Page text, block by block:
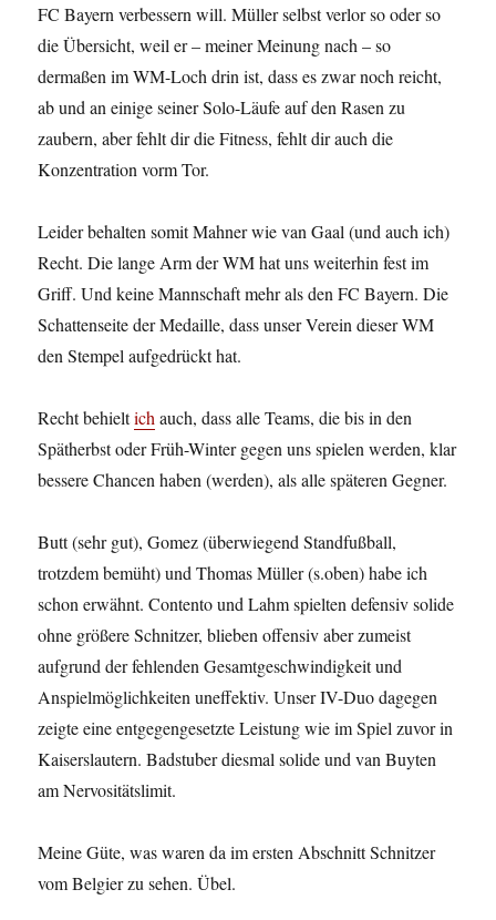
FC Bayern verbessern will. Müller selbst verlor so oder so
die Übersicht, weil er – meiner Meinung nach – so
dermaßen im WM-Loch drin ist, dass es zwar noch reicht,
ab und an einige seiner Solo-Läufe auf den Rasen zu
zaubern, aber fehlt dir die Fitness, fehlt dir auch die
Konzentration vorm Tor.
Leider behalten somit Mahner wie van Gaal (und auch ich)
Recht. Die lange Arm der WM hat uns weiterhin fest im
Griff. Und keine Mannschaft mehr als den FC Bayern. Die
Schattenseite der Medaille, dass unser Verein dieser WM
den Stempel aufgedrückt hat.
Recht behieltich auch, dass alle Teams, die bis in den
Spätherbst oder Früh-Winter gegen uns spielen werden, klar
bessere Chancen haben (werden), als alle späteren Gegner.
Butt (sehr gut), Gomez (überwiegend Standfußball,
trotzdem bemüht) und Thomas Müller (s.oben) habe ich
schon erwähnt. Contento und Lahm spielten defensiv solide
ohne größere Schnitzer, blieben offensiv aber zumeist
aufgrund der fehlenden Gesamtgeschwindigkeit und
Anspielmöglichkeiten uneffektiv. Unser IV-Duo dagegen
zeigte eine entgegengesetzte Leistung wie im Spiel zuvor in
Kaiserslautern. Badstuber diesmal solide und van Buyten
am Nervositätslimit.
Meine Güte, was waren da im ersten Abschnitt Schnitzer
vom Belgier zu sehen. Übel.